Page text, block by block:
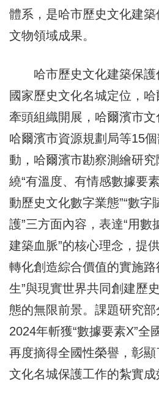
體系，是哈市歷史文化建
文物領域成果。
哈市歷史文化建築保
國家歷史文化名城定位，
牽頭組織開展，哈爾濱市文
哈爾濱市資源規劃局等15
動，哈爾濱市勘察測繪研
繞“有溫度、有情感數據要
動歷史文化數字業態”“數字
護”三方面內容，表達“用
建築血脈”的核心理念，提
轉化創造綜合價值的實施
生”與現實世界共同創建歷
態的無限前景。課題研究
2024年斬獲“數據要素X”全
再度摘得全國性榮譽，彰
文化名城保護工作的紮實成